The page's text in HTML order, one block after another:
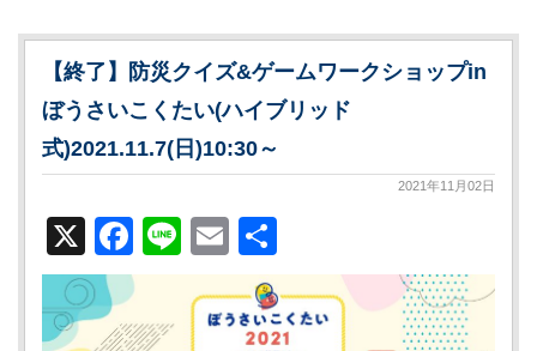
【終了】防災クイズ&ゲームワークショップin
ぼうさいこくたい(ハイブリッド
式)2021.11.7(日)10:30～
2021年11月02日
X Facebook
LineEmail
有